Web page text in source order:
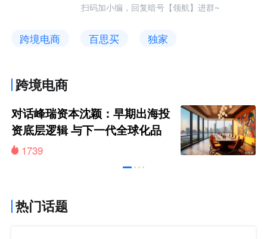
扫码加小编，回复暗号【领航】进群~
跨境电商 百思买 独家
跨境电商
对话峰瑞资本沈颖：早期出海投
资底层逻辑 与下一代全球化品
牌画像
1739
热门话题